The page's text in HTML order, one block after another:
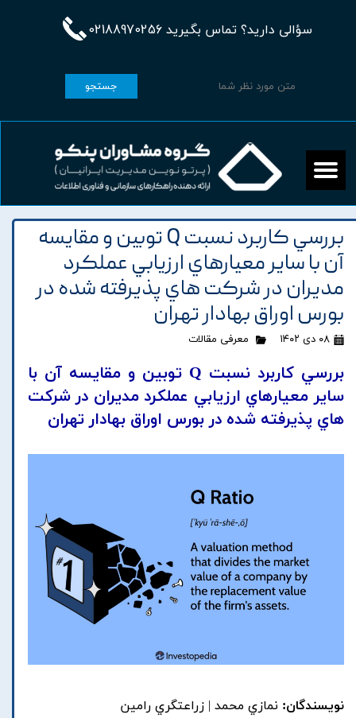
سؤالی دارید؟ تماس بگیرید 02188970256
جستجو
بررسي کاربرد نسبت Q توبين و مقايسه
آن با ساير معيارهاي ارزيابي عملکرد
مديران در شرکت هاي پذيرفته شده در
بورس اوراق بهادار تهران
۰۸ دی ۱۴۰۲ معرفی مقالات
بررسي کاربرد نسبت Q توبين و مقايسه آن با
ساير معيارهاي ارزيابي عملکرد مديران در شرکت
هاي پذيرفته شده در بورس اوراق بهادار تهران
نویسندگان: نمازي محمد | زراعتگري رامين